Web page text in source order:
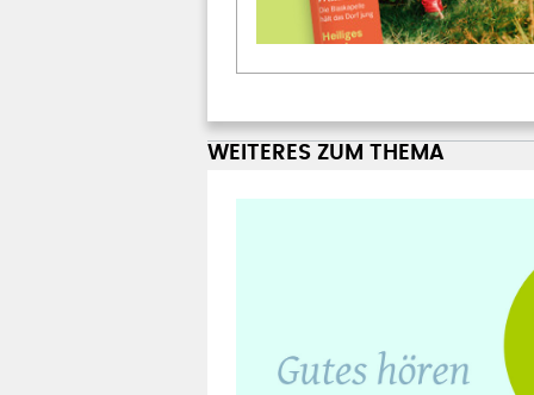
WEITERES ZUM THEMA